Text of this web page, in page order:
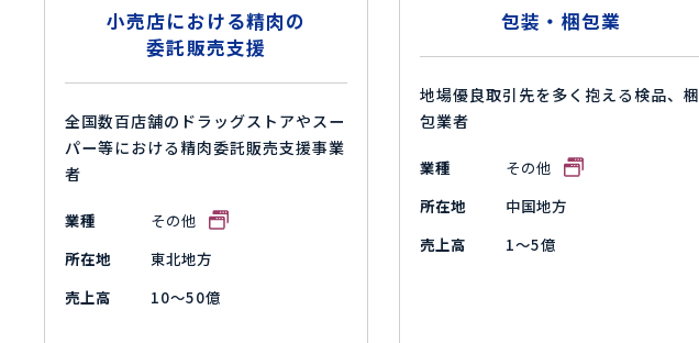
小売店における精肉の
委託販売支援
全国数百店舗のドラッグストアやスー
パー等における精肉委託販売支援事業
者
業種
その他
所在地
東北地方
売上高
10～50億
包装・梱包業
地場優良取引先を多く抱える検品、梱
包業者
業種
その他
所在地
中国地方
売上高
1～5億